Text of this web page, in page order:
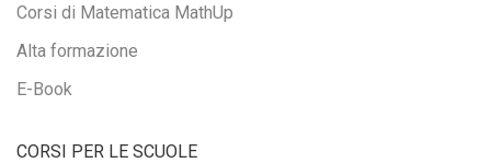
Corsi di Matematica MathUp
Alta formazione
E-Book
CORSI PER LE SCUOLE